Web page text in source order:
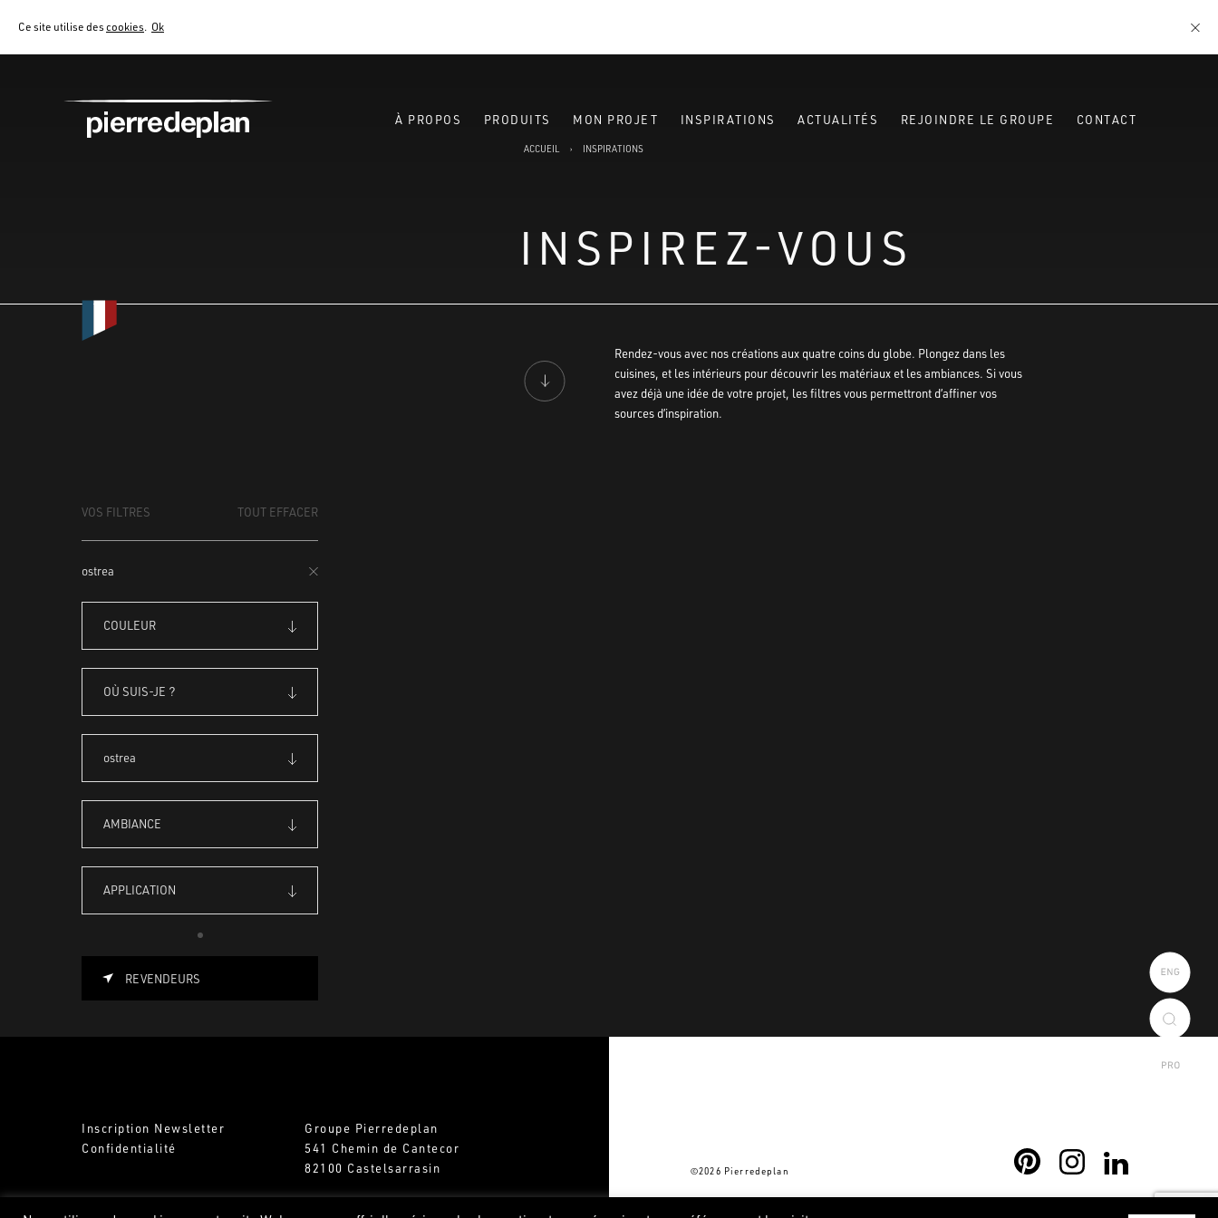
Ce site utilise descookies. Ok
À PROPOS PRODUITS MON PROJET INSPIRATIONS ACTUALITÉS REJOINDRE LE GROUPE CONTACT
ACCUEIL › INSPIRATIONS
INSPIREZ-VOUS
Rendez-vous avec nos créations aux quatre coins du globe. Plongez dans les
cuisines, et les intérieurs pour découvrir les matériaux et les ambiances. Si vous
avez déjà une idée de votre projet, les filtres vous permettront d’affiner vos
sources d’inspiration.
VOS FILTRES TOUT EFFACER
ostrea
COULEUR
OÙ SUIS-JE ?
ostrea
AMBIANCE
APPLICATION
REVENDEURS
Inscription Newsletter
Confidentialité
Groupe Pierredeplan
541 Chemin de Cantecor
82100 Castelsarrasin
©2026 Pierredeplan